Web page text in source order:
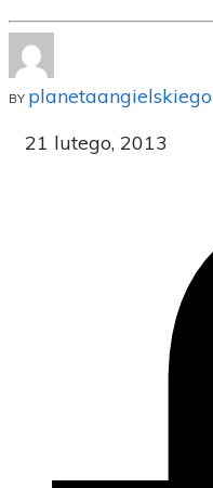
BY planetaangielskiego
21 lutego, 2013